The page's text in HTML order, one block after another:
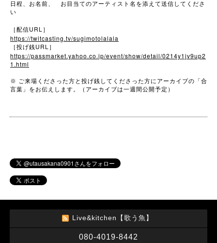
日程、お名前、 お目当てのアーティスト名を添えて送信してくださ
い
［配信URL ］
https://twitcasting.tv/sugimotolalala
［投げ銭URL ］
https://passmarket.yahoo.co.jp/event/show/detail/0214y1jv9up2
1.html
※ ご来場くださった方と投げ銭してくださった方にアーカイブの「合
言葉」をお伝えします。（アーカイブは一週間公開予定）
Live&kitchen【歌う魚】
080-4019-8442